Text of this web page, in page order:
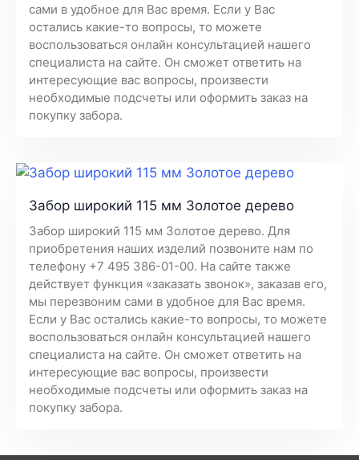
сами в удобное для Вас время. Если у Вас
остались какие-то вопросы, то можете
воспользоваться онлайн консультацией нашего
специалиста на сайте. Он сможет ответить на
интересующие вас вопросы, произвести
необходимые подсчеты или оформить заказ на
покупку забора.
Забор широкий 115 мм Золотое дерево
Забор широкий 115 мм Золотое дерево. Для
приобретения наших изделий позвоните нам по
телефону +7 495 386-01-00. На сайте также
действует функция «заказать звонок», заказав его,
мы перезвоним сами в удобное для Вас время.
Если у Вас остались какие-то вопросы, то можете
воспользоваться онлайн консультацией нашего
специалиста на сайте. Он сможет ответить на
интересующие вас вопросы, произвести
необходимые подсчеты или оформить заказ на
покупку забора.